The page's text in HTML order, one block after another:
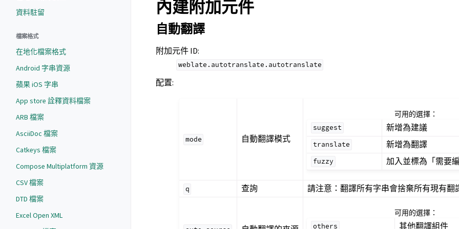
資料駐留
檔案格式
在地化檔案格式
Android 字串資源
蘋果 iOS 字串
App store 詮釋資料檔案
ARB 檔案
AsciiDoc 檔案
Catkeys 檔案
Compose Multiplatform 資源
CSV 檔案
DTD 檔案
Excel Open XML
內建附加元件
自動翻譯
附加元件 ID:
weblate.autotranslate.autotranslate
配置:
mode 自動翻譯模式
可用的選擇：
suggest 新增為建議
translate 新增為翻譯
fuzzy 加入並標為「需要編
q 查詢 請注意：翻譯所有字串會捨棄所有現有翻
可用的選擇：
others 其他翻譯組件